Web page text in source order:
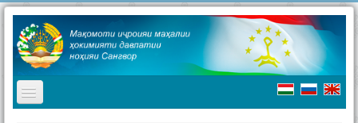
TPL_PROTOSTAR_TOGGLE_MENU